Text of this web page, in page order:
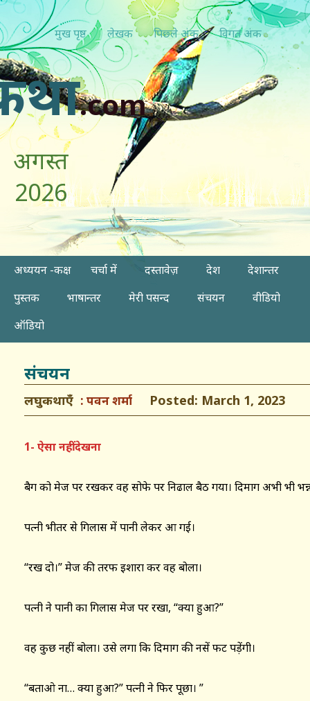
मुख पृष्ठ लेखक पिछ्ले अंक विगत अंक
.com
अगस्त
2026
अध्ययन -कक्ष चर्चा में दस्तावेज़ देश
देशान्तर
पुस्तक
भाषान्तर मेरी पसन्द संचयन
वीडियो
ऑडियो
संचयन
लघुकथाएँ पवन शर्मा Posted: March 1, 2023
1- ऐसा नहीं देखना
बैग को मेज पर रखकर वह सोफे पर निढाल बैठ गया। दिमाग अभी भी
पत्नी भीतर से गिलास में पानी लेकर आ गई।
“रख दो।” मेज की तरफ इशारा कर वह बोला।
पत्नी ने पानी का गिलास मेज पर रखा, “क्या हुआ?”
वह कुछ नहीं बोला। उसे लगा कि दिमाग की नसें फट पड़ेंगी।
“बताओ ना… क्या हुआ?” पत्नी ने फिर पूछा। ”